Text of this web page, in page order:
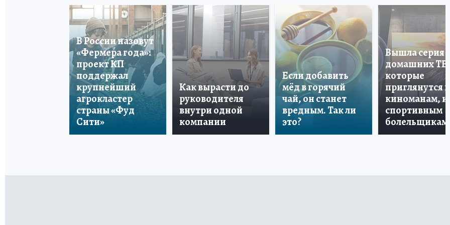
В России назовут
«Фермера года»:
проект КП
поддержал
крупнейший
агрокластер
страны «Фуд
Сити»
Как вырасти до
руководителя
внутри одной
компании
Если добавить
мёд в горячий
чай, он станет
вредным. Так ли
это?
Вышла серия
домашних ТВ,
которые
приглянутся и
киноманам, и
спортивным
болельщикам